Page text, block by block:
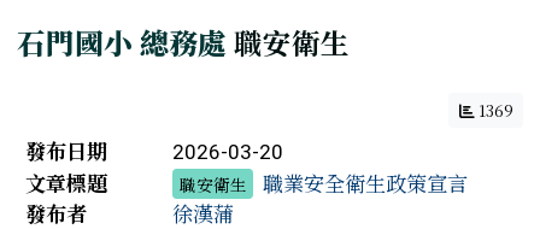
石門國小 總務處 職安衛生
1369
文章列表
發布日期 2026-03-20
文章標題 職安衛生
職業安全衛生政策宣言
發布者
徐漢蒲